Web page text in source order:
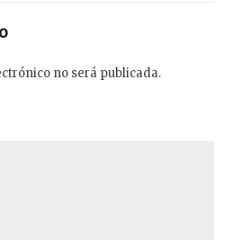
no será publicada.